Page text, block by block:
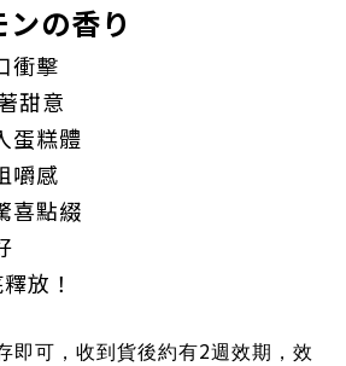
の香り
衝擊
甜意
蛋糕體
嚼感
喜點綴
放！
即可，收到貨後約有2週效期，效